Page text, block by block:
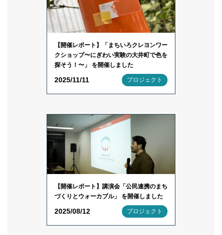
【開催レポート】「まちいろクレヨンワー
クショップ〜にぎわい実験の大井町で色を
探そう！〜」 を開催しました
2025/11/11 プロジェクト
【開催レポート】講演会「公民連携のまち
づくりとウォーカブル」 を開催しました
2025/08/12 プロジェクト